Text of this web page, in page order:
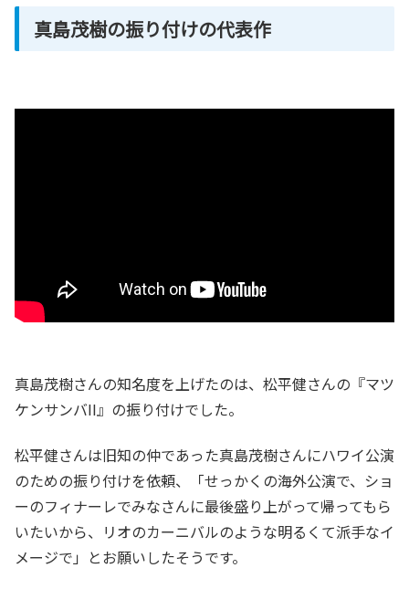
真島茂樹の振り付けの代表作
真島茂樹さんの知名度を上げたのは、松平健さんの『マツ
ケンサンバII』の振り付けでした。
松平健さんは旧知の仲であった真島茂樹さんにハワイ公演
のための振り付けを依頼、「せっかくの海外公演で、ショ
ーのフィナーレでみなさんに最後盛り上がって帰ってもら
いたいから、リオのカーニバルのような明るくて派手なイ
メージで」とお願いしたそうです。